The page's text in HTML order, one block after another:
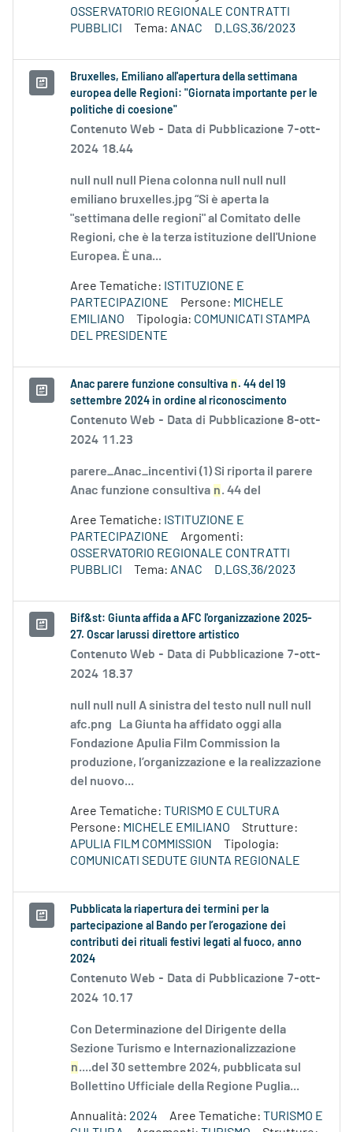
OSSERVATORIO REGIONALE CONTRATTI
PUBBLICI
Tema: ANAC D.LGS.36/2023
Bruxelles, Emiliano all'apertura della settimana
europea delle Regioni: "Giornata importante per le
politiche di coesione"
Contenuto Web - Data di Pubblicazione 7-ott-
2024 18.44
null null null Piena colonna null null null
emiliano bruxelles.jpg “Si è aperta la
"settimana delle regioni" al Comitato delle
Regioni, che è la terza istituzione dell'Unione
Europea. È una...
Aree Tematiche: ISTITUZIONE E
PARTECIPAZIONE
Persone: MICHELE
EMILIANO
Tipologia: COMUNICATI STAMPA
DEL PRESIDENTE
Anac parere funzione consultiva n . 44 del 19
settembre 2024 in ordine al riconoscimento
Contenuto Web - Data di Pubblicazione 8-ott-
2024 11.23
parere_Anac_incentivi (1) Si riporta il parere
Anac funzione consultiva n. 44 del
Aree Tematiche: ISTITUZIONE E
PARTECIPAZIONE
Argomenti:
OSSERVATORIO REGIONALE CONTRATTI
PUBBLICI
Tema: ANAC D.LGS.36/2023
Bif&st: Giunta affida a AFC l'organizzazione 2025-
27. Oscar Iarussi direttore artistico
Contenuto Web - Data di Pubblicazione 7-ott-
2024 18.37
null null null A sinistra del testo null null null
afc.png La Giunta ha affidato oggi alla
Fondazione Apulia Film Commission la
produzione, l’organizzazione e la realizzazione
del nuovo...
Aree Tematiche: TURISMO E CULTURA
Persone: MICHELE EMILIANO
Strutture:
APULIA FILM COMMISSION
Tipologia:
COMUNICATI SEDUTE GIUNTA REGIONALE
Pubblicata la riapertura dei termini per la
partecipazione al Bando per l’erogazione dei
contributi dei rituali festivi legati al fuoco, anno
2024
Contenuto Web - Data di Pubblicazione 7-ott-
2024 10.17
Con Determinazione del Dirigente della
Sezione Turismo e Internazionalizzazione
n....del 30 settembre 2024, pubblicata sul
Bollettino Ufficiale della Regione Puglia...
Annualità: 2024 Aree Tematiche: TURISMO E